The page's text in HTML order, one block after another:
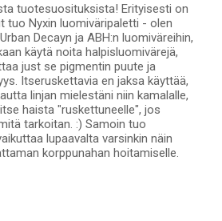
tuotesuosituksista! Erityisesti on
tuo Nyxin luomiväripaletti - olen
Decayn ja ABH:n luomiväreihin,
käytä noita halpisluomivärejä,
just se pigmentin puute ja
Itseruskettavia en jaksa käyttää,
linjan mielestäni niin kamalalle,
haista "ruskettuneelle", jos
tarkoitan. :) Samoin tuo
lupaavalta varsinkin näin
korppunahan hoitamiselle.